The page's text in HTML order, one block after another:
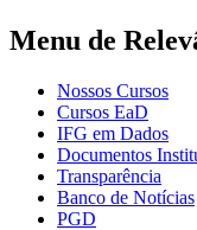
Menu de
Nossos Cursos
Cursos EaD
IFG em Dados
Documentos
Transparência
Banco de Notícias
PGD